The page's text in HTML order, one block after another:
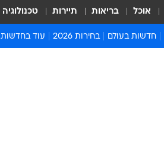
אוכל בריאות תיירות טכנולוגיה
חדשות בעולם בחירות 2026 עוד בחדשות